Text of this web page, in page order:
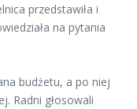
przedstawiła i
na pytania
budżetu, a po niej
Radni głosowali